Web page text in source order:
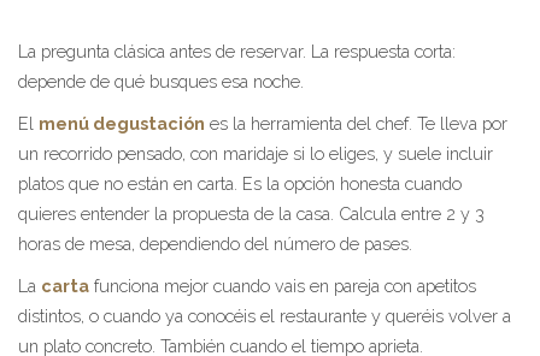
La pregunta clásica antes de reservar. La respuesta corta:
depende de qué busques esa noche.
El menú degustación es la herramienta del chef. Te lleva por
un recorrido pensado, con maridaje si lo eliges, y suele incluir
platos que no están en carta. Es la opción honesta cuando
quieres entender la propuesta de la casa. Calcula entre 2 y 3
horas de mesa, dependiendo del número de pases.
La carta funciona mejor cuando vais en pareja con apetitos
distintos, o cuando ya conocéis el restaurante y queréis volver a
un plato concreto. También cuando el tiempo aprieta.